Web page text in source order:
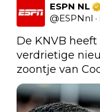
ESPN NL
@ESPNnl ·
De KNVB
verdrietige
zoontje van